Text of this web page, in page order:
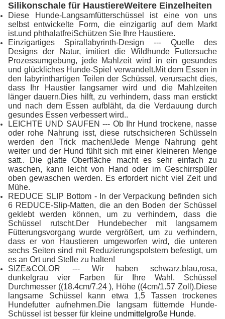
Silikonschale für HaustiereWeitere Einzelheiten
Diese Hunde-Langsamfütterschüssel ist eine von uns
selbst entwickelte Form, die einzigartig auf dem Markt
ist.und phthalatfreiSchützen Sie Ihre Haustiere.
Einzigartiges Spirallabyrinth-Design --- Quelle des
Designs der Natur, imitiert die Wildhunde Futtersuche
Prozessumgebung, jede Mahlzeit wird in ein gesundes
und glückliches Hunde-Spiel verwandelt.Mit dem Essen in
den labyrinthartigen Teilen der Schüssel, verursacht dies,
dass Ihr Haustier langsamer wird und die Mahlzeiten
länger dauern.Dies hilft, zu verhindern, dass man erstickt
und nach dem Essen aufbläht, da die Verdauung durch
gesundes Essen verbessert wird..
LEICHTE UND SAUFEN --- Ob Ihr Hund trockene, nasse
oder rohe Nahrung isst, diese rutschsicheren Schüsseln
werden den Trick machen!Jede Menge Nahrung geht
weiter und der Hund fühlt sich mit einer kleineren Menge
satt.. Die glatte Oberfläche macht es sehr einfach zu
waschen, kann leicht von Hand oder im Geschirrspüler
oben gewaschen werden. Es erfordert nicht viel Zeit und
Mühe.
REDUCE SLIP Bottom - In der Verpackung befinden sich
6 REDUCE-Slip-Matten, die an den Boden der Schüssel
geklebt werden können, um zu verhindern, dass die
Schüssel rutscht.Der Hundebecher mit langsamem
Fütterungsvorgang wurde vergrößert, um zu verhindern,
dass er von Haustieren umgeworfen wird, die unteren
sechs Seiten sind mit Reduzierungspolstern befestigt, um
es an Ort und Stelle zu halten!
SIZE&COLOR --- Wir haben schwarz,blau,rosa,
dunkelgrau vier Farben für Ihre Wahl. Schüssel
Durchmesser ((18.4cm/7.24 ), Höhe ((4cm/1.57 Zoll).Diese
langsame Schüssel kann etwa 1,5 Tassen trockenes
Hundefutter aufnehmen.Die langsam fütternde Hunde-
Schüssel ist besser für kleine undmittelgroße Hunde.